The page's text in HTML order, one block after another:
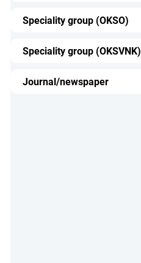
Speciality group (OKSO)
Speciality group (OKSVNK)
Journal/newspaper